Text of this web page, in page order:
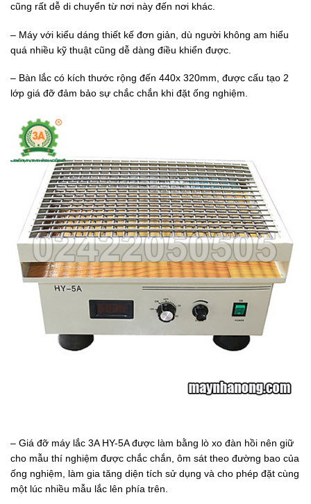
cũng rất dễ di chuyển từ nơi này đến nơi khác.
– Máy với kiểu dáng thiết kế đơn giản, dù người không am hiểu
quá nhiều kỹ thuật cũng dễ dàng điều khiển được.
– Bàn lắc có kích thước rộng đến 440x 320mm, được cấu tạo 2
lớp giá đỡ đảm bảo sự chắc chắn khi đặt ống nghiệm.
– Giá đỡ máy lắc 3A HY-5A được làm bằng lò xo đàn hồi nên giữ
cho mẫu thí nghiệm được chắc chắn, ôm sát theo đường bao của
ống nghiệm, làm gia tăng diện tích sử dụng và cho phép đặt cùng
một lúc nhiều mẫu lắc lên phía trên.